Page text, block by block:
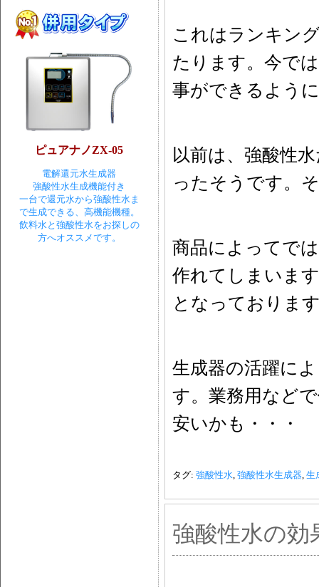
ピュアナノZX-05
電解還元水生成器
強酸性水生成機能付き
一台で還元水から強酸性水ま
で生成できる、高機能機種。
飲料水と強酸性水をお探しの
方へオススメです。
これはランキン
たります。今で
事ができるよう
以前は、強酸性
ったそうです。
商品によってで
作れてしまいま
となっておりま
生成器の活躍に
す。業務用など
安いかも・・・
タグ: 強酸性水 強酸性水生成器 生
強酸性水の効